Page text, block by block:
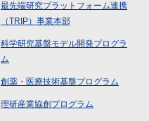
最先端研究プラットフォーム連携
（TRIP）事業本部
科学研究基盤モデル開発プログラ
ム
創薬・医療技術基盤プログラム
理研産業協創プログラム